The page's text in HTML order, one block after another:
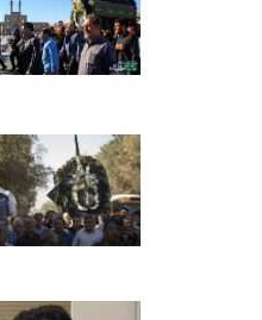
19 Mordad 1396 -
19 Mordad 1396 -